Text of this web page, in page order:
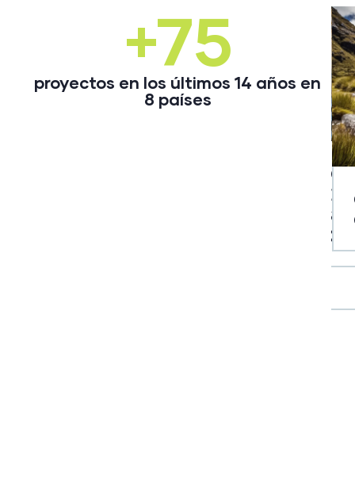
+75
proyectos en los últimos 14 años en
8 países
INVESTIGACIONES
AMBIENTALES DEL
MINISTERIO
DE MINAS Y
SOCIAL
INTEGRAL
CIA LTDA
LOH